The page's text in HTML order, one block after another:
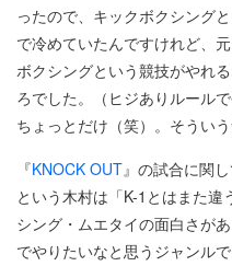
ったので、キックボクシング
で冷めていたんですけれど、
ボクシングという競技がやれ
ろでした。（ヒジありルール
ちょっとだけ（笑）。そうい
『KNOCK OUT』の試合に関
という木村は「K-1とはまた
シング・ムエタイの面白さが
でやりたいなと思うジャンル